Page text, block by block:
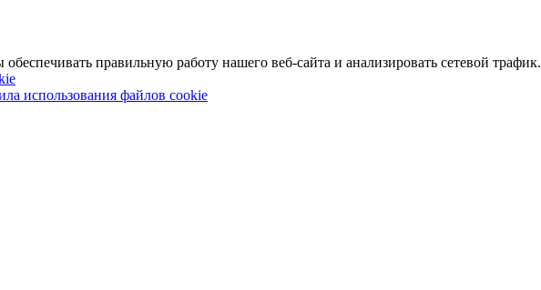
правильную работу нашего веб-сайта и анализировать сетевой трафик.
использования файлов cookie